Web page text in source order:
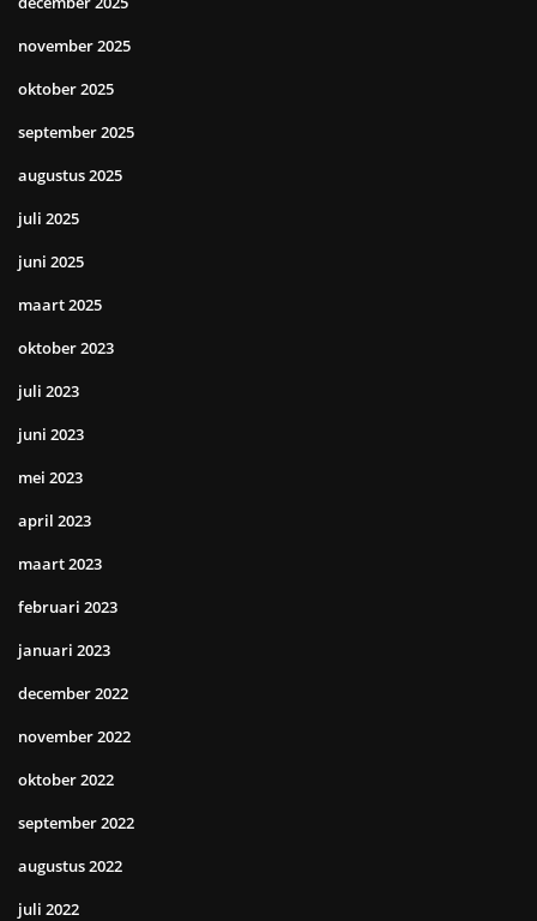
november 2025
oktober 2025
september 2025
augustus 2025
juli 2025
juni 2025
maart 2025
oktober 2023
juli 2023
juni 2023
mei 2023
april 2023
maart 2023
februari 2023
januari 2023
december 2022
november 2022
oktober 2022
september 2022
augustus 2022
juli 2022